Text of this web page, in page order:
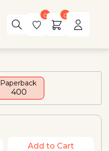
0 0
Paperback
₹ 400
Add to Cart